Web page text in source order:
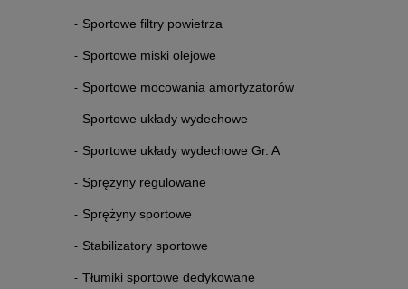
Sportowe filtry powietrza
Sportowe miski olejowe
Sportowe mocowania amortyzatorów
Sportowe układy wydechowe
Sportowe układy wydechowe Gr. A
Sprężyny regulowane
Sprężyny sportowe
Stabilizatory sportowe
Tłumiki sportowe dedykowane